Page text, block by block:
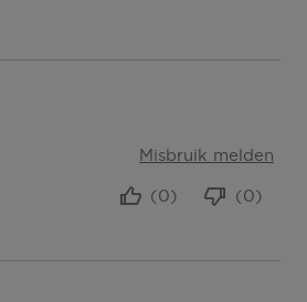
Misbruik melden
(0)
(0)